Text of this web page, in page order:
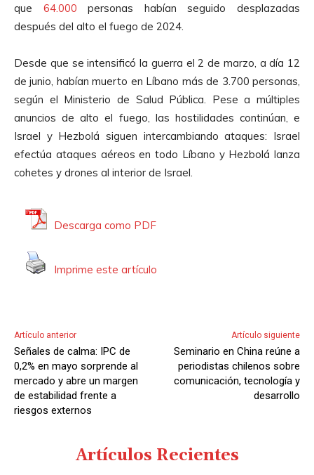
que 64.000 personas habían seguido desplazadas
después del alto el fuego de 2024.
Desde que se intensificó la guerra el 2 de marzo, a día 12
de junio, habían muerto en Líbano más de 3.700 personas,
según el Ministerio de Salud Pública. Pese a múltiples
anuncios de alto el fuego, las hostilidades continúan, e
Israel y Hezbolá siguen intercambiando ataques: Israel
efectúa ataques aéreos en todo Líbano y Hezbolá lanza
cohetes y drones al interior de Israel.
Descarga como PDF
Imprime este artículo
Artículo anterior
Señales de calma: IPC de
0,2% en mayo sorprende al
mercado y abre un margen
de estabilidad frente a
riesgos externos
Artículo siguiente
Seminario en China reúne a
periodistas chilenos sobre
comunicación, tecnología y
desarrollo
Artículos Recientes